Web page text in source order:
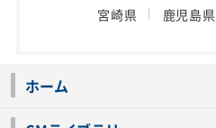
宮崎県
鹿児島県
ホーム